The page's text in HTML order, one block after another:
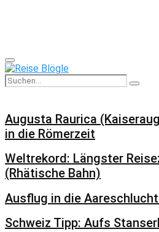
Primary
Menu
Search
for:
Search
Augusta Raurica
in die Römerzeit
Weltrekord: Längster
(Rhätische Bahn)
Ausflug in die
Schweiz Tipp: Aufs